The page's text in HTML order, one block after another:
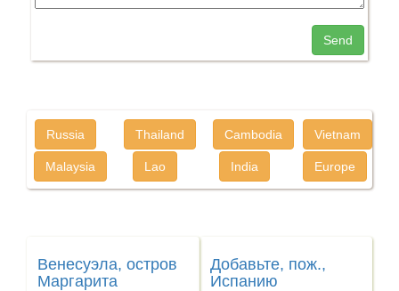
Send
Russia Thailand Cambodia Vietnam
Malaysia Lao India Europe
Венесуэла, остров
Маргарита
Добавьте, пож.,
Испанию